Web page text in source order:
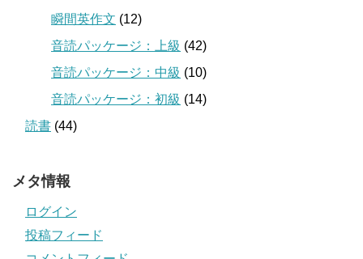
瞬間英作文 (12)
音読パッケージ：上級 (42)
音読パッケージ：中級 (10)
音読パッケージ：初級 (14)
読書 (44)
メタ情報
ログイン
投稿フィード